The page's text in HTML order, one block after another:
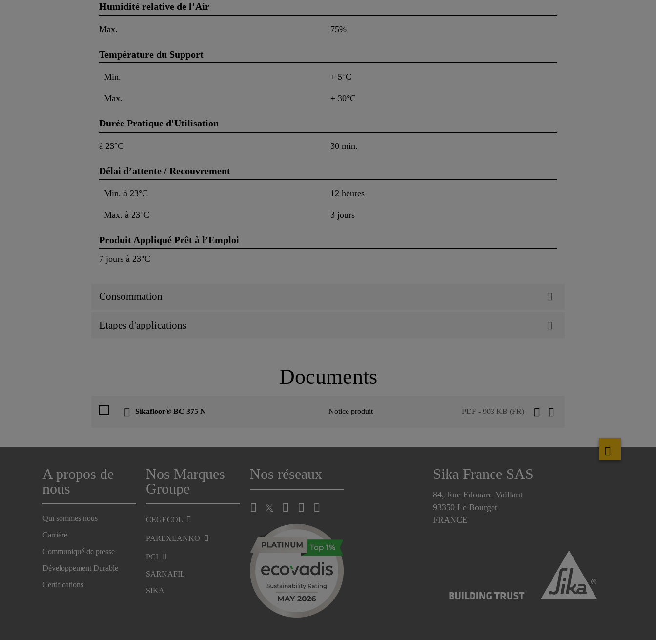
Humidité relative de l’Air
Max. 75%
Température du Support
Min. + 5°C
Max. + 30°C
Durée Pratique d'Utilisation
à 23°C 30 min.
Délai d’attente / Recouvrement
Min. à 23°C 12 heures
Max. à 23°C 3 jours
Produit Appliqué Prêt à l’Emploi
7 jours à 23°C
Consommation
Etapes d'applications
Documents
Sikafloor® BC 375 N Notice produit PDF - 903 KB (FR)
A propos de
nous
Qui sommes nous
Carrière
Communiqué de presse
Développement Durable
Certifications
Nos Marques
Groupe
CEGECOL
PAREXLANKO
PCI
SARNAFIL
SIKA
Nos réseaux Sika France SAS
84, Rue Edouard Vaillant
93350 Le Bourget
FRANCE